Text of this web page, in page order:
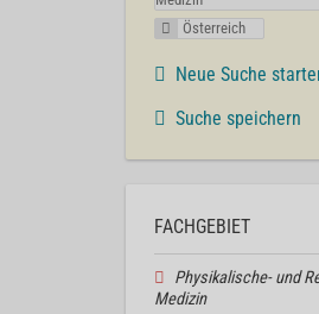
Österreich
Neue Suche
Suche speichern
FACHGEBIET
Physikalische- und
Medizin